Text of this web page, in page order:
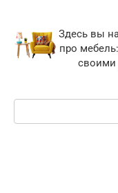
контенту
Здесь вы
про
своими
Поиск: